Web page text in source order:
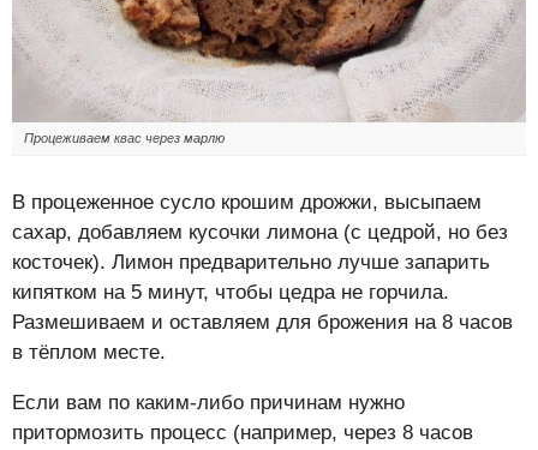
Процеживаем квас через марлю
В процеженное сусло крошим дрожжи, высыпаем
сахар, добавляем кусочки лимона (с цедрой, но без
косточек). Лимон предварительно лучше запарить
кипятком на 5 минут, чтобы цедра не горчила.
Размешиваем и оставляем для брожения на 8 часов
в тёплом месте.
Если вам по каким-либо причинам нужно
притормозить процесс (например, через 8 часов